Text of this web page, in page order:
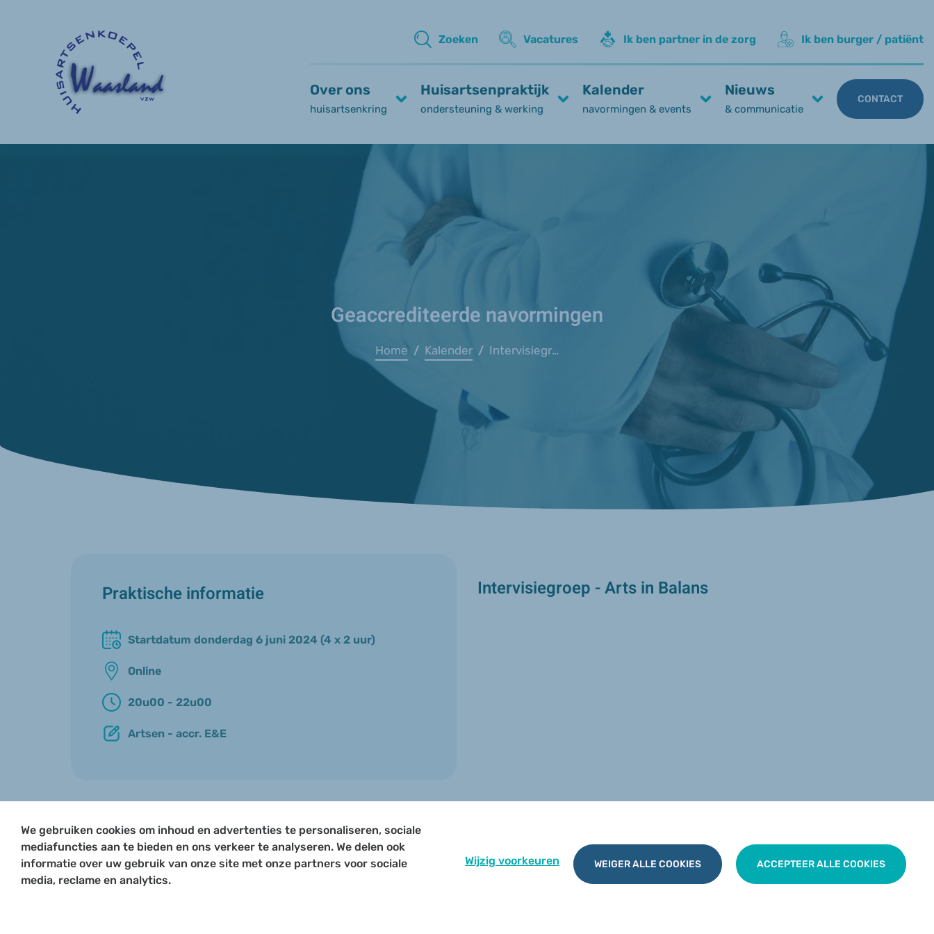
CONTACT
Over ons
huisartsenkring
Huisartsenpraktijk
ondersteuning & werking
Kalender
navormingen & events
Nieuws
& communicatie
Zoeken Vacatures Ik ben partner in de zorg Ik ben burger / patiënt
Geaccrediteerde navormingen
Home / Kalender / Intervisiegroep - Arts in Balans
Praktische informatie
Startdatum donderdag 6 juni 2024 (4 x 2 uur)
Online
20u00 - 22u00
Artsen - accr. E&E
Intervisiegroep - Arts in Balans
We gebruiken cookies om inhoud en advertenties te personaliseren, sociale
mediafuncties aan te bieden en ons verkeer te analyseren. We delen ook
informatie over uw gebruik van onze site met onze partners voor sociale
media, reclame en analytics.
Wijzig voorkeuren WEIGER ALLE COOKIES ACCEPTEER ALLE COOKIES